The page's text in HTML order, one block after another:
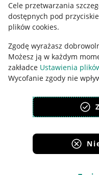
Cele przetwarzania
dostępnych pod
plików cookies.
Zgodę wyrażasz
Możesz ją w każdym
zakładce Ustawienia
Wycofanie zgody nie
polityka plików cookies
Pobierz aplikację
Korzystanie z serwisu